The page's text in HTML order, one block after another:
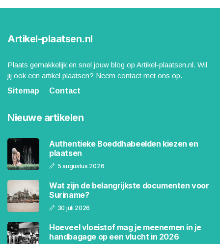
Artikel-plaatsen.nl
Plaats gemakkelijk en snel jouw blog op Artikel-plaatsen.nl. Wil
jij ook een artikel plaatsen? Neem contact met ons op.
Sitemap
Contact
Nieuwe artikelen
Authentieke Boeddhabeelden kiezen en
plaatsen
5 augustus 2026
Wat zijn de belangrijkste documenten voor
Suriname?
30 juli 2026
Hoeveel vloeistof mag je meenemen in je
handbagage op een vlucht in 2026